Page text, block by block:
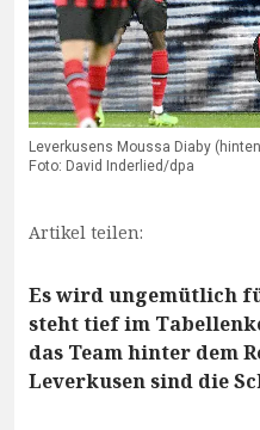
Leverkusens Moussa Diaby
Foto: David Inderlied/dpa
Artikel teilen:
Es wird ungemütlich
steht tief im
das Team hinter dem
Leverkusen sind die